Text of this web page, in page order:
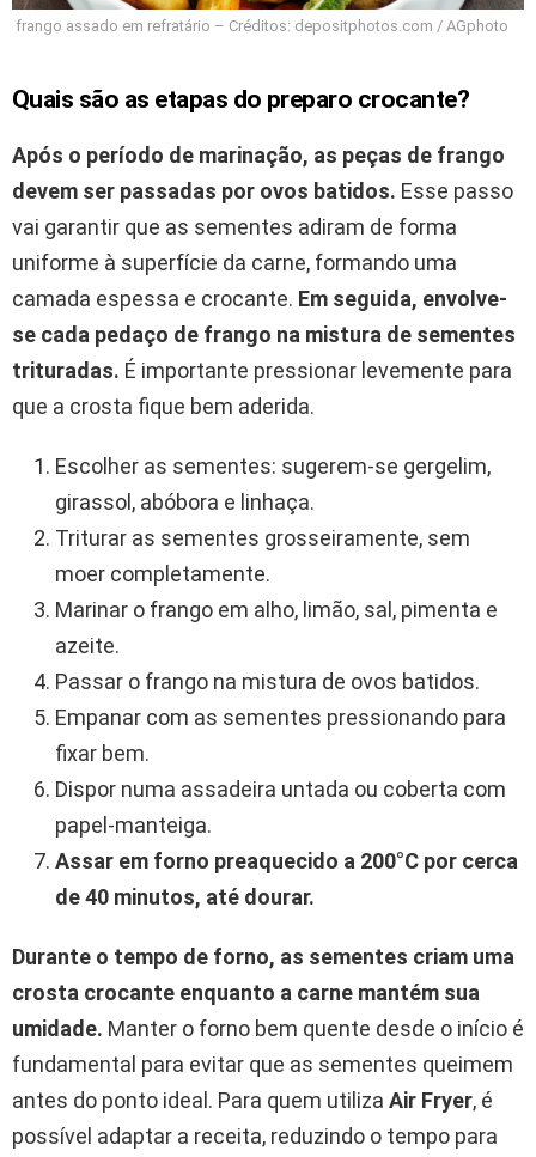
frango assado em refratário – Créditos: depositphotos.com / AGphoto
Quais são as etapas do preparo crocante?
Após o período de marinação, as peças de frango
devem ser passadas por ovos batidos. Esse passo
vai garantir que as sementes adiram de forma
uniforme à superfície da carne, formando uma
camada espessa e crocante. Em seguida, envolve-
se cada pedaço de frango na mistura de sementes
trituradas. É importante pressionar levemente para
que a crosta fique bem aderida.
Escolher as sementes: sugerem-se gergelim,
girassol, abóbora e linhaça.
Triturar as sementes grosseiramente, sem
moer completamente.
Marinar o frango em alho, limão, sal, pimenta e
azeite.
Passar o frango na mistura de ovos batidos.
Empanar com as sementes pressionando para
fixar bem.
Dispor numa assadeira untada ou coberta com
papel-manteiga.
Assar em forno preaquecido a 200°C por cerca
de 40 minutos, até dourar.
Durante o tempo de forno, as sementes criam uma
crosta crocante enquanto a carne mantém sua
umidade. Manter o forno bem quente desde o início é
fundamental para evitar que as sementes queimem
antes do ponto ideal. Para quem utiliza Air Fryer, é
possível adaptar a receita, reduzindo o tempo para